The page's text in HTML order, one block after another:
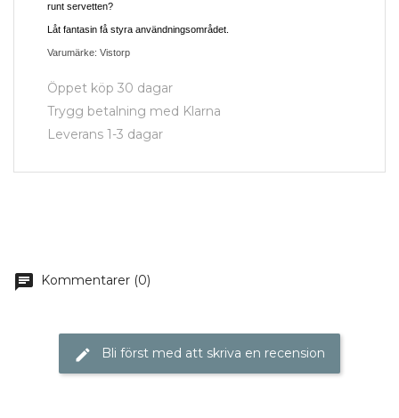
runt servetten?
Låt fantasin få styra användningsområdet.
Varumärke: Vistorp
Öppet köp 30 dagar
Trygg betalning med Klarna
Leverans 1-3 dagar
chat Kommentarer (0)
edit Bli först med att skriva en recension